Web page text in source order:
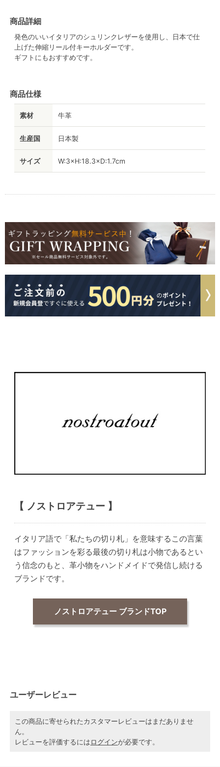
商品詳細
発色のいいイタリアのシュリンクレザーを使用し、日本で仕
上げた伸縮リール付キーホルダーです。
ギフトにもおすすめです。
商品仕様
素材 牛革
生産国 日本製
サイズ W:3×H:18.3×D:1.7cm
【 ノストロアテュー 】
イタリア語で「私たちの切り札」を意味するこの言葉
はファッションを彩る最後の切り札は小物であるとい
う信念のもと、革小物をハンドメイドで発信し続ける
ブランドです。
ノストロアテュー ブランドTOP
ユーザーレビュー
この商品に寄せられたカスタマーレビューはまだありませ
ん。
レビューを評価するにはログインが必要です。